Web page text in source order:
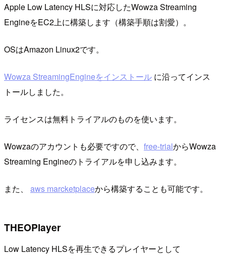
Apple Low Latency HLSに対応したWowza Streaming
EngineをEC2上に構築します（構築手順は割愛）。
OSはAmazon Linux2です。
Wowza StreamingEngineをインストール に沿ってインス
トールしました。
ライセンスは無料トライアルのものを使います。
Wowzaのアカウントも必要ですので、 free-trialからWowza
Streaming Engineのトライアルを申し込みます。
また、 aws marcketplaceから構築することも可能です。
THEOPlayer
Low Latency HLSを再生できるプレイヤーとして